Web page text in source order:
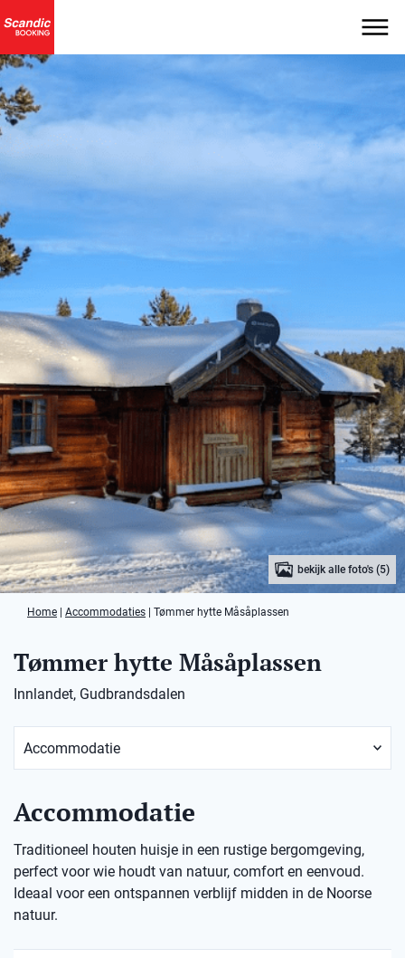
bekijk alle foto's (5)
Home Accommodaties Tømmer hytte Måsåplassen
Tømmer hytte Måsåplassen
Innlandet, Gudbrandsdalen
Accommodatie
Traditioneel houten huisje in een rustige bergomgeving,
perfect voor wie houdt van natuur, comfort en eenvoud.
Ideaal voor een ontspannen verblijf midden in de Noorse
natuur.